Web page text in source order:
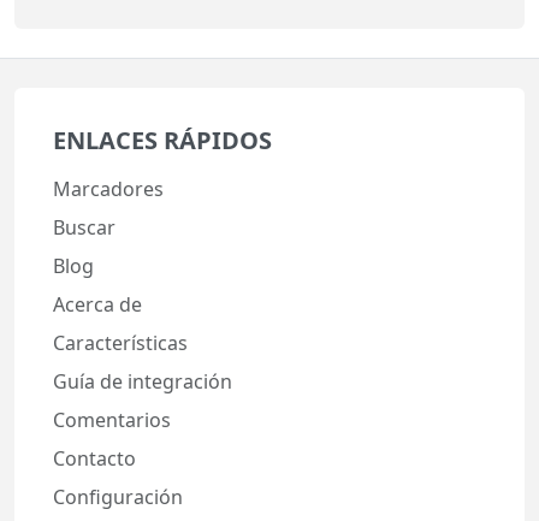
ENLACES RÁPIDOS
Marcadores
Buscar
Blog
Acerca de
Características
Guía de integración
Comentarios
Contacto
Configuración